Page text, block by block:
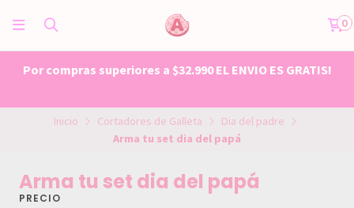
0
Por compras superiores a $32.990 EL ENVIO ES GRATIS!
Inicio Cortadores de Galleta
Dia del padre
Arma tu set dia del papá
Arma tu set dia del papá
PRECIO